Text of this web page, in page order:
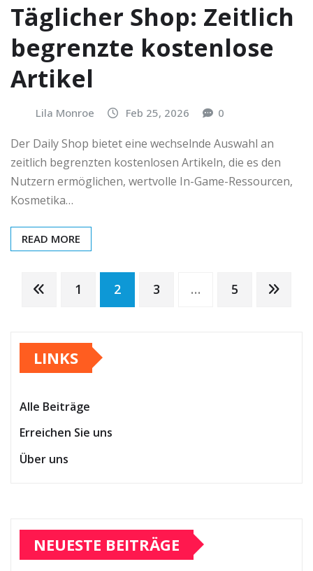
Täglicher Shop: Zeitlich
begrenzte kostenlose
Artikel
Lila Monroe Feb 25, 2026 0
Der Daily Shop bietet eine wechselnde Auswahl an
zeitlich begrenzten kostenlosen Artikeln, die es den
Nutzern ermöglichen, wertvolle In-Game-Ressourcen,
Kosmetika…
READ MORE
Posts
pagination
1 2 3 … 5
LINKS
Alle Beiträge
Erreichen Sie uns
Über uns
NEUESTE BEITRÄGE